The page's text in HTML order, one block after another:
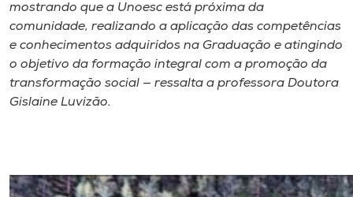
mostrando que a Unoesc está próxima da
comunidade, realizando a aplicação das competências
e conhecimentos adquiridos na Graduação e atingindo
o objetivo da formação integral com a promoção da
transformação social — ressalta a professora Doutora
Gislaine Luvizão.